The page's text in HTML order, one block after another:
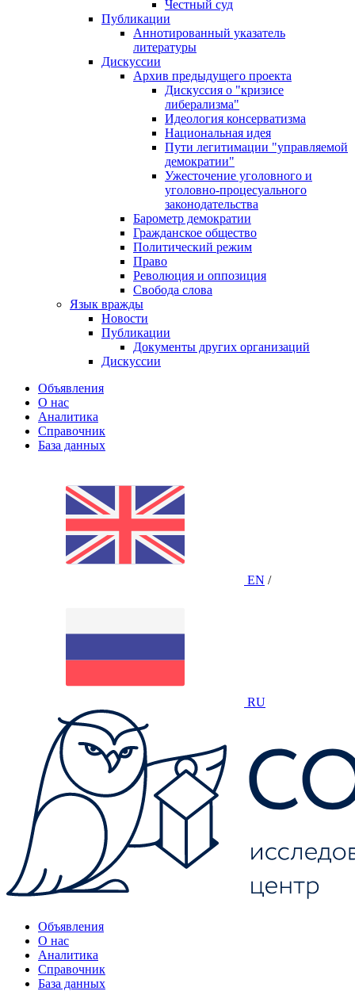
Честный суд
Публикации
Аннотированный указатель
литературы
Дискуссии
Архив предыдущего проекта
Дискуссия о "кризисе
либерализма"
Идеология консерватизма
Национальная идея
Пути легитимации "управляемой
демократии"
Ужесточение уголовного и
уголовно-процесуального
законодательства
Барометр демократии
Гражданское общество
Политический режим
Право
Революция и оппозиция
Свобода слова
Язык вражды
Новости
Публикации
Документы других организаций
Дискуссии
Объявления
О нас
Аналитика
Справочник
База данных
EN /
RU
Объявления
О нас
Аналитика
Справочник
База данных